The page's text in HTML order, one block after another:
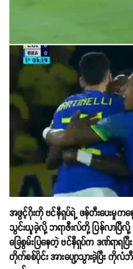
အဖွင့်ဂိုးကို ဗင်နီရှပ်ရဲ့ ဖန်တီးပေးမှုကန
သွင်းယူခဲ့လို့ ဘရာဇီးလ်တို့ ပြန်လာပြီလို့
ခြေစွမ်းပြနေတဲ့ ဗင်နီရှပ်က ဒဏ်ရာရပ
တိုက်စစ်ပိုင်း အားပျော့သွားခဲ့ပြီး